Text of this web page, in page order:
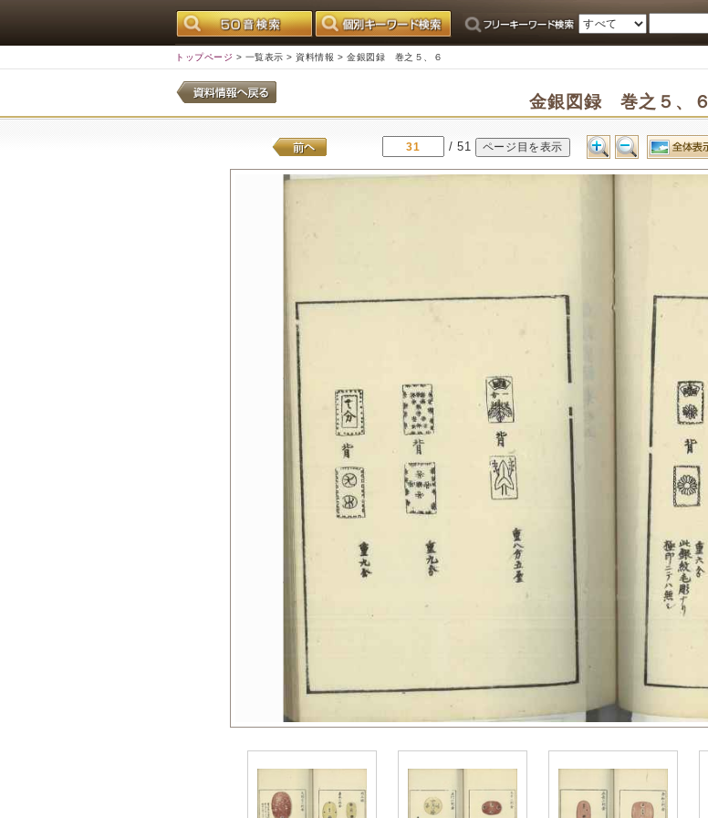
トップページ > 一覧表示 > 資料情報 > 金銀図録 巻之５、６
金銀図録 巻之５、６
/ 51